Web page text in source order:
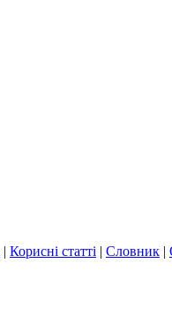
| Корисні статті | Словник |